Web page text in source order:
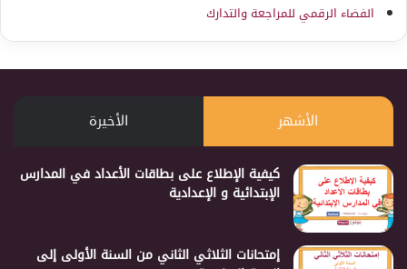
الفضاء الرقمي للمراجعة والتدارك
الأشهر الأخيرة
كيفية الإطلاع على بطاقات الأعداد في المدارس
الإبتدائية و الإعدادية
إمتحانات الثلاثي الثاني من السنة الأولى إلى